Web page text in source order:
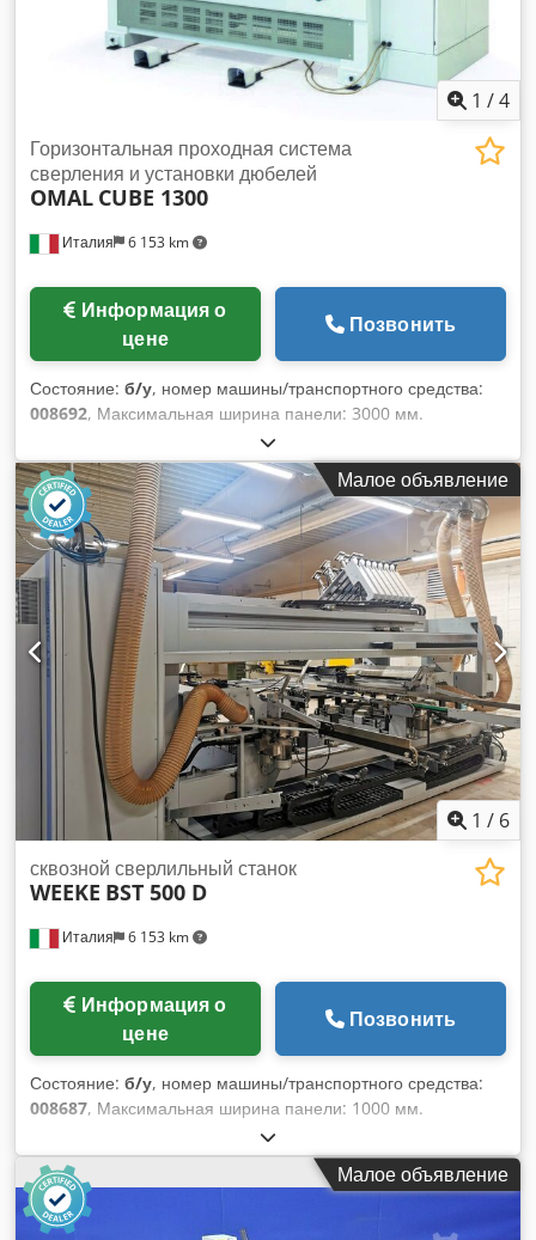
1 /4
Италия 6 153 km
Горизонтальная проходная система
сверления и установки дюбелей
OMAL CUBE 1300
цене
Позвонить
Состояние: б/у, номер машины/транспортного средства:
008692, Максимальная ширина панели: 3000 мм.
Максимальная длина панели: 1300 мм. Количество
агрегатов: 1. Количество инжекторов: 1. Dsdpfx Adsznkqms
Sswa Позиционирование с помощью системы ЧПУ: да.
Малое объявление
1 / 6
Италия 6 153 km
сквозной сверлильный станок
WEEKE BST 500 D
цене
Позвонить
Состояние: б/у, номер машины/транспортного средства:
008687, Максимальная ширина панели: 1000 мм.
Максимальная длина панели: 2500 мм. Количество узлов:
8. Dsdpfxozmmt Ie Ad Sswa Наличие боковых
горизонтальных групп: да.
Малое объявление